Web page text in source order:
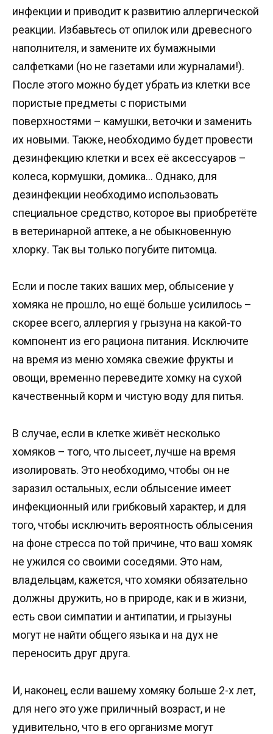
инфекции и приводит к развитию аллергической
реакции. Избавьтесь от опилок или древесного
наполнителя, и замените их бумажными
салфетками (но не газетами или журналами!).
После этого можно будет убрать из клетки все
пористые предметы с пористыми
поверхностями – камушки, веточки и заменить
их новыми. Также, необходимо будет провести
дезинфекцию клетки и всех её аксессуаров –
колеса, кормушки, домика… Однако, для
дезинфекции необходимо использовать
специальное средство, которое вы приобретёте
в ветеринарной аптеке, а не обыкновенную
хлорку. Так вы только погубите питомца.
Если и после таких ваших мер, облысение у
хомяка не прошло, но ещё больше усилилось –
скорее всего, аллергия у грызуна на какой-то
компонент из его рациона питания. Исключите
на время из меню хомяка свежие фрукты и
овощи, временно переведите хомку на сухой
качественный корм и чистую воду для питья.
В случае, если в клетке живёт несколько
хомяков – того, что лысеет, лучше на время
изолировать. Это необходимо, чтобы он не
заразил остальных, если облысение имеет
инфекционный или грибковый характер, и для
того, чтобы исключить вероятность облысения
на фоне стресса по той причине, что ваш хомяк
не ужился со своими соседями. Это нам,
владельцам, кажется, что хомяки обязательно
должны дружить, но в природе, как и в жизни,
есть свои симпатии и антипатии, и грызуны
могут не найти общего языка и на дух не
переносить друг друга.
И, наконец, если вашему хомяку больше 2-х лет,
для него это уже приличный возраст, и не
удивительно, что в его организме могут